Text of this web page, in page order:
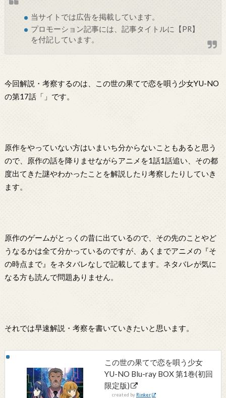
当サイトでは広告を掲載しています。
プロモーション記事には、記事タイトルに【PR】
を付記しています。
今回解説・考察するのは、この世の果てで恋を唄う少女YU-NO
の第17話「」です。
原作をやっていない方はいまいち分からないこともあると思う
ので、原作の話を降りませながらアニメを1話1話追い、その都
度出てきた謎やわかったことを解説したり考察したりしていき
ます。
原作のゲームがとっくの昔に出ているので、その先のことやど
うなるかは全て分かっているのですが、あくまでアニメの『そ
の時点まで』をネタバレなしで記載してます。ネタバレが気に
なる方も読んで問題ありません。
それでは早速解説・考察を書いていきたいと思います。
この世の果てで恋を唄う少女
YU-NO Blu-ray BOX 第1巻(初回
限定版)
created by Rinker